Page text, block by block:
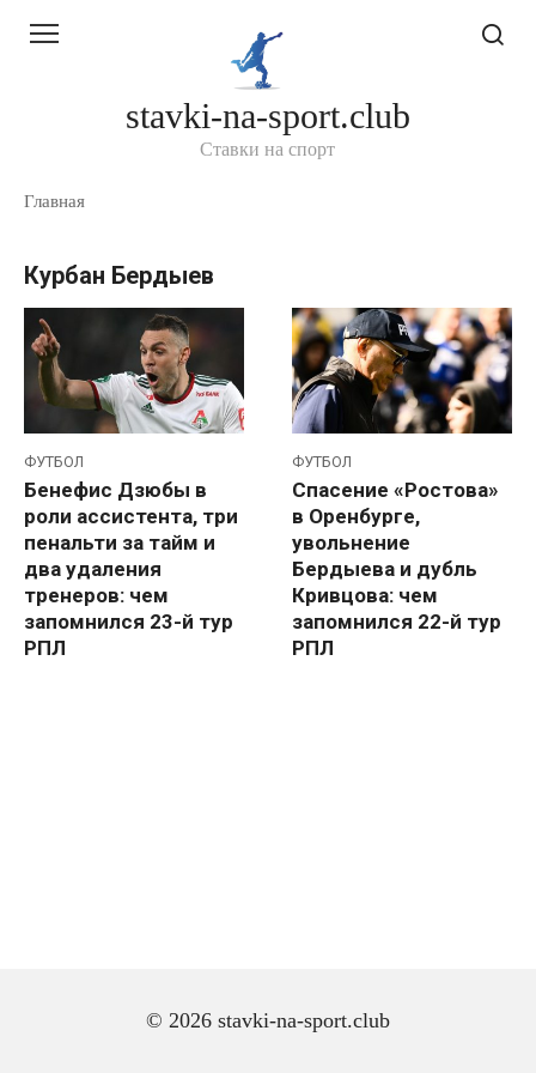
stavki-na-sport.club
Ставки на спорт
Главная
Курбан Бердыев
ФУТБОЛ
Бенефис Дзюбы в
роли ассистента, три
пенальти за тайм и
два удаления
тренеров: чем
запомнился 23-й тур
РПЛ
ФУТБОЛ
Спасение «Ростова»
в Оренбурге,
увольнение
Бердыева и дубль
Кривцова: чем
запомнился 22-й тур
РПЛ
© 2026 stavki-na-sport.club